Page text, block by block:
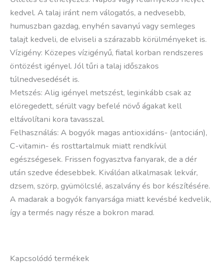
kedvel. A talaj iránt nem válogatós, a nedvesebb,
humuszban gazdag, enyhén savanyú vagy semleges
talajt kedveli, de elviseli a szárazabb körülményeket is.
Vízigény: Közepes vízigényű, fiatal korban rendszeres
öntözést igényel. Jól tűri a talaj időszakos
túlnedvesedését is.
Metszés: Alig igényel metszést, leginkább csak az
elöregedett, sérült vagy befelé növő ágakat kell
eltávolítani kora tavasszal.
Felhasználás: A bogyók magas antioxidáns- (antocián),
C-vitamin- és rosttartalmuk miatt rendkívül
egészségesek. Frissen fogyasztva fanyarak, de a dér
után szedve édesebbek. Kiválóan alkalmasak lekvár,
dzsem, szörp, gyümölcslé, aszalvány és bor készítésére.
A madarak a bogyók fanyarsága miatt kevésbé kedvelik,
így a termés nagy része a bokron marad.
Kapcsolódó termékek